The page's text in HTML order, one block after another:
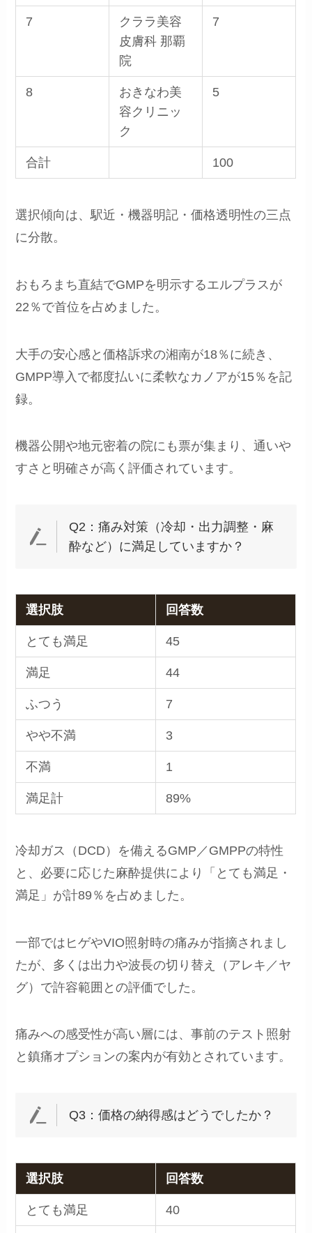
7
クララ美容
皮膚科 那覇
院
7
8
おきなわ美
容クリニッ
ク
5
合計 100
選択傾向は、駅近・機器明記・価格透明性の三点
に分散。
おもろまち直結でGMPを明示するエルプラスが
22％で首位を占めました。
大手の安心感と価格訴求の湘南が18％に続き、
GMPP導入で都度払いに柔軟なカノアが15％を記
録。
機器公開や地元密着の院にも票が集まり、通いや
すさと明確さが高く評価されています。
Q2：痛み対策（冷却・出力調整・麻
酔など）に満足していますか？
選択肢 回答数
とても満足 45
満足 44
ふつう 7
やや不満 3
不満 1
満足計 89%
冷却ガス（DCD）を備えるGMP／GMPPの特性
と、必要に応じた麻酔提供により「とても満足・
満足」が計89％を占めました。
一部ではヒゲやVIO照射時の痛みが指摘されまし
たが、多くは出力や波長の切り替え（アレキ／ヤ
グ）で許容範囲との評価でした。
痛みへの感受性が高い層には、事前のテスト照射
と鎮痛オプションの案内が有効とされています。
Q3：価格の納得感はどうでしたか？
選択肢 回答数
とても満足 40